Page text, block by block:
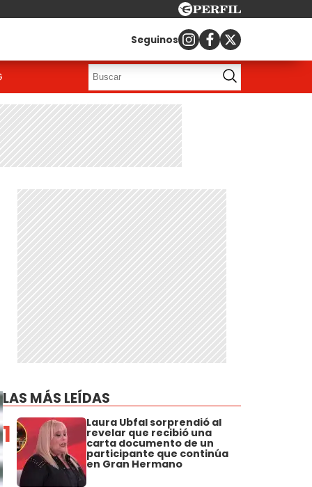
Seguinos
LAS MÁS LEÍDAS
1 Laura Ubfal sorprendió al
revelar que recibió una
carta documento de un
participante que continúa
en Gran Hermano